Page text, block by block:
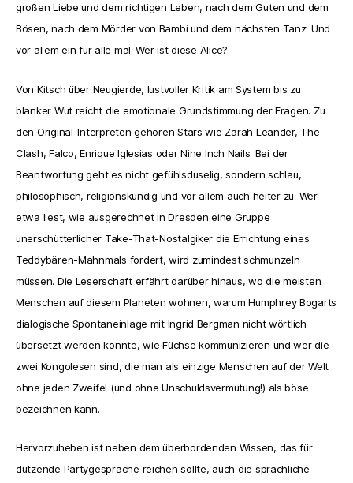
großen Liebe und dem richtigen Leben, nach dem Guten und dem
Bösen, nach dem Mörder von Bambi und dem nächsten Tanz. Und
vor allem ein für alle mal: Wer ist diese Alice?
Von Kitsch über Neugierde, lustvoller Kritik am System bis zu
blanker Wut reicht die emotionale Grundstimmung der Fragen. Zu
den Original-Interpreten gehören Stars wie Zarah Leander, The
Clash, Falco, Enrique Iglesias oder Nine Inch Nails. Bei der
Beantwortung geht es nicht gefühlsduselig, sondern schlau,
philosophisch, religionskundig und vor allem auch heiter zu. Wer
etwa liest, wie ausgerechnet in Dresden eine Gruppe
unerschütterlicher Take-That-Nostalgiker die Errichtung eines
Teddybären-Mahnmals fordert, wird zumindest schmunzeln
müssen. Die Leserschaft erfährt darüber hinaus, wo die meisten
Menschen auf diesem Planeten wohnen, warum Humphrey Bogarts
dialogische Spontaneinlage mit Ingrid Bergman nicht wörtlich
übersetzt werden konnte, wie Füchse kommunizieren und wer die
zwei Kongolesen sind, die man als einzige Menschen auf der Welt
ohne jeden Zweifel (und ohne Unschuldsvermutung!) als böse
bezeichnen kann.
Hervorzuheben ist neben dem überbordenden Wissen, das für
dutzende Partygespräche reichen sollte, auch die sprachliche